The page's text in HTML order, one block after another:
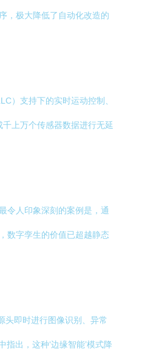
，极大降低了自动化改造的
）支持下的实时运动控制、
上万个传感器数据进行无延
令人印象深刻的案例是，通
数字孪生的价值已超越静态
头即时进行图像识别、异常
出，这种‘边缘智能’模式降